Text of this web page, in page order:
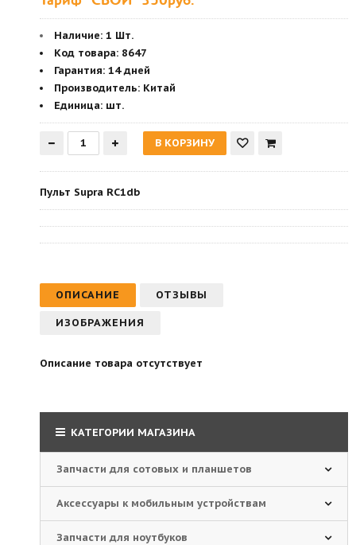
Наличие: 1 Шт.
Код товара: 8647
Гарантия: 14 дней
Производитель: Китай
Единица: шт.
Пульт Supra RC1db
ОПИСАНИЕ ОТЗЫВЫ
ИЗОБРАЖЕНИЯ
Описание товара отсутствует
КАТЕГОРИИ МАГАЗИНА
Запчасти для сотовых и планшетов
Аксессуары к мобильным устройствам
Запчасти для ноутбуков